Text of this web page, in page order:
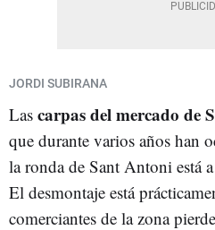
JORDI SUBIRANA
Las carpas del mercado de
que durante varios años han
la ronda de Sant Antoni está
El desmontaje está
comerciantes de la zona